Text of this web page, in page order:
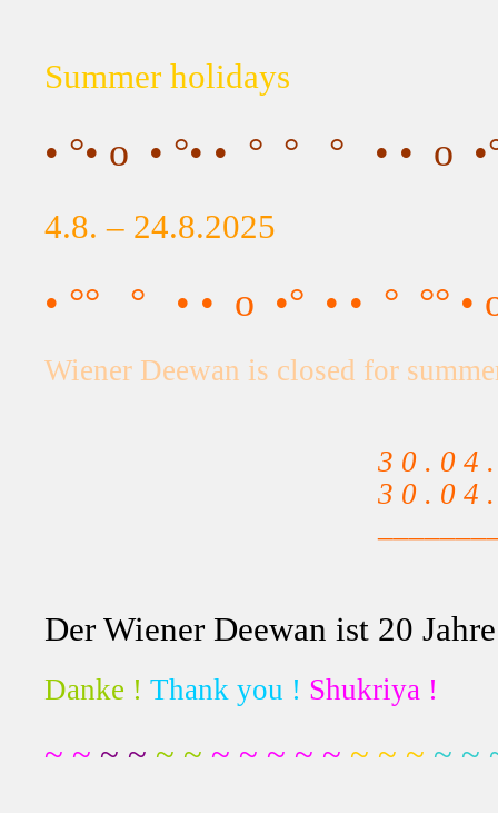
Summer holidays
• °• o • °• • ° ° ° • • o •°
4.8. – 24.8.2025
• °° ° • • o •° • • ° °° •
Wiener Deewan is closed for
3 0 . 0 4
3 0 . 0 4
Der Wiener Deewan ist 20
Danke ! Thank you ! Shukriya !
~ ~ ~ ~ ~ ~ ~ ~ ~ ~ ~ ~ ~ ~ ~ ~